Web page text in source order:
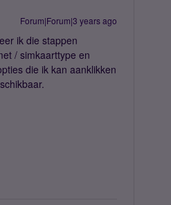
Forum|Forum|3 years ago
ik die stappen
/ simkaarttype en
die ik kan aanklikken